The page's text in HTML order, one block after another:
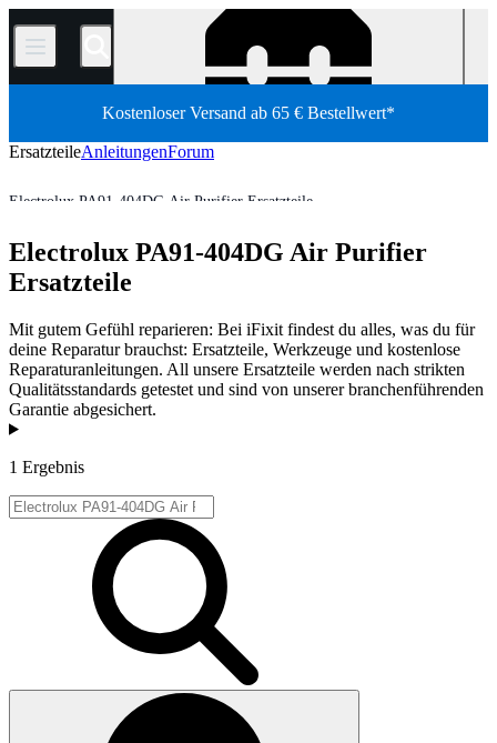
/
Kostenloser Versand ab 65 € Bestellwert*
ErsatzteileAnleitungenForum
Electrolux PA91-404DG Air Purifier Ersatzteile
Haushaltsgeräte Ersatzteile
Ersatzteile
Shop
Electrolux PA91-404DG Air Purifier
Ersatzteile
Mit gutem Gefühl reparieren: Bei iFixit findest du alles, was du für
deine Reparatur brauchst: Ersatzteile, Werkzeuge und kostenlose
Reparaturanleitungen. All unsere Ersatzteile werden nach strikten
Qualitätsstandards getestet und sind von unserer branchenführenden
Garantie abgesichert.
Produkte
1 Ergebnis